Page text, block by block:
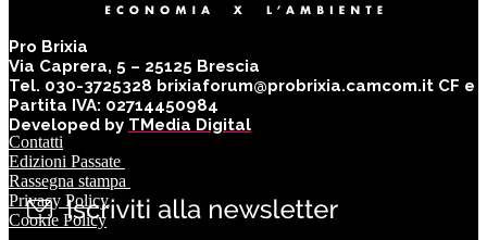
Pro Brixia
Via Caprera, 5 – 25125 Brescia
Tel. 030-3725328 brixiaforum@probrixia.camcom.it CF e
Partita IVA: 02714450984
Developed by TMedia Digital
Contatti
Edizioni Passate
Rassegna stampa
Privacy Policy
Cookie Policy